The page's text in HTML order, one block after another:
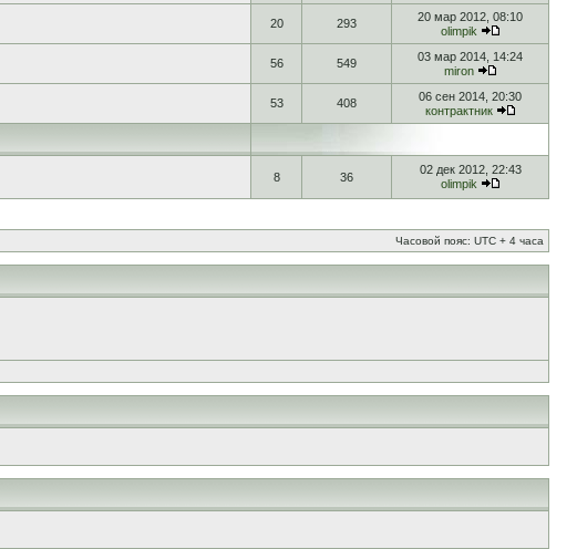
20 293
20 мар 2012, 08:10
olimpik
56 549
03 мар 2014, 14:24
miron
53 408
06 сен 2014, 20:30
контрактник
8 36
02 дек 2012, 22:43
olimpik
Часовой пояс: UTC + 4 часа